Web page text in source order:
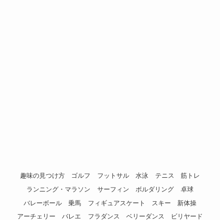
趣味の見つけ方 ゴルフ フットサル 水泳 テニス
筋トレ
ランニング・マラソン
サーフィン ボルダリング
卓球
バレーボール
乗馬 フィギュアスケート スキー
新体操
アーチェリー
バレエ フラダンス ベリーダンス ビリヤード